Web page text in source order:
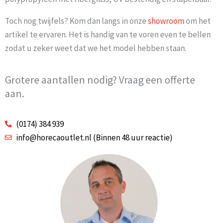
Toch nog twijfels? Kom dan langs in onzeshowroomom het
artikel te ervaren. Het is handig van te voren even te bellen
zodat u zeker weet dat we het model hebben staan.
Grotere aantallen nodig? Vraag een offerte
aan.
(0174) 384 939
info@horecaoutlet.nl (Binnen 48 uur reactie)